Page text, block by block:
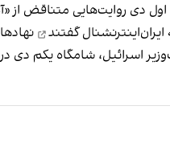
دی روایت‌هایی متناقض از
گفتند
اسرائیل، شامگاه یکم دی